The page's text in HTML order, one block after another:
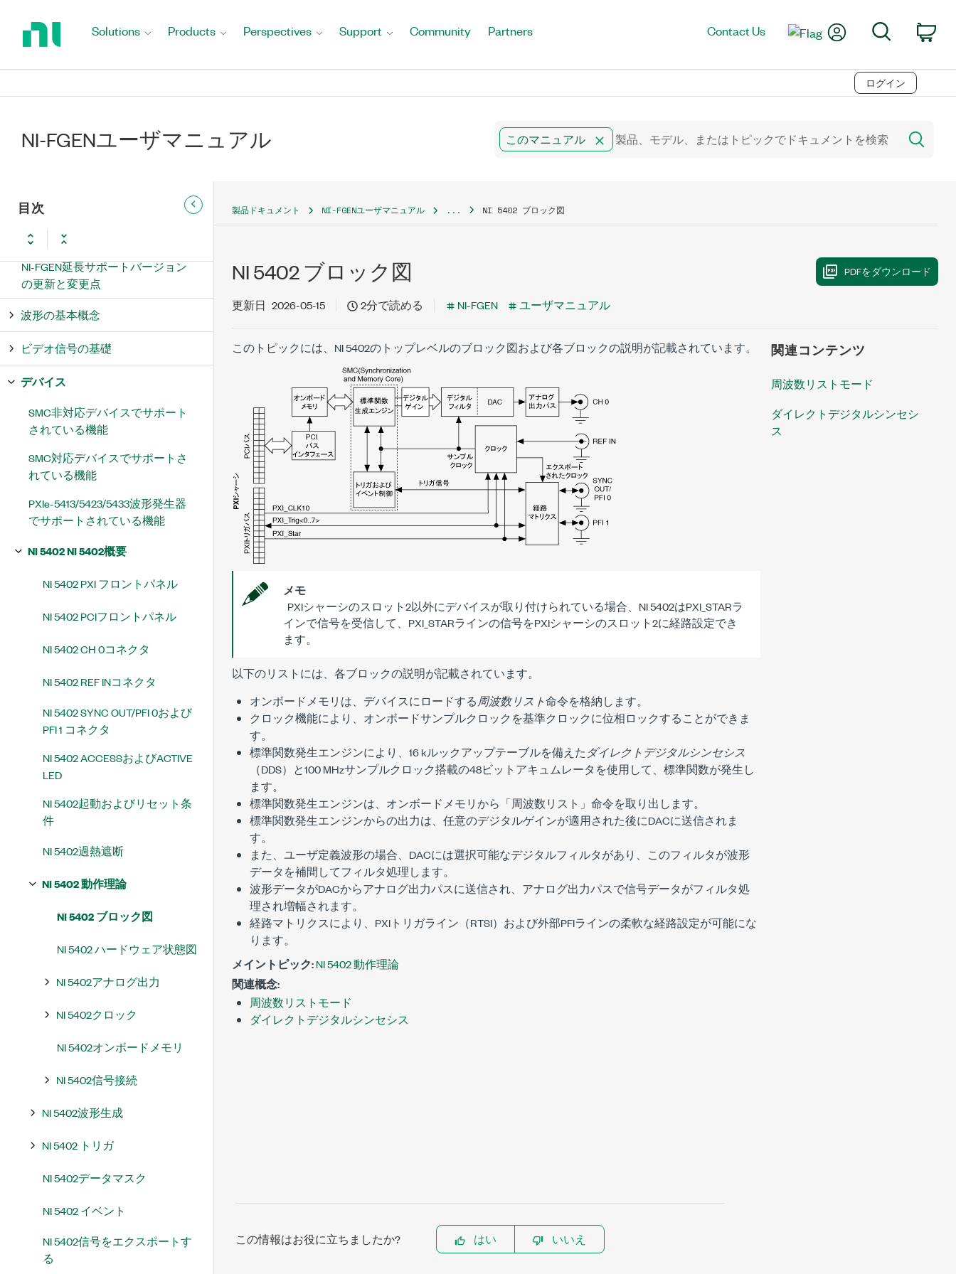
Solutions Products Perspectives Support Community Partners Contact Us My AccountSearch
ログイン
NI-FGENユーザマニュアル このマニュアル
目次
NI-FGEN ユーザマニュアル
新機能および変更点
NI-FGEN延長サポートバージョン
の更新と変更点
波形の基本概念
ビデオ信号の基礎
デバイス
SMC非対応デバイスでサポート
されている機能
SMC対応デバイスでサポートさ
れている機能
PXIe-5413/5423/5433波形発生器
でサポートされている機能
NI 5402 NI 5402概要
NI 5402 PXI フロントパネル
NI 5402 PCIフロントパネル
NI 5402 CH 0コネクタ
NI 5402 REF INコネクタ
NI 5402 SYNC OUT/PFI 0および
PFI 1 コネクタ
NI 5402 ACCESSおよびACTIVE
LED
NI 5402起動およびリセット条
件
NI 5402過熱遮断
NI 5402 動作理論
NI 5402 ブロック図
NI 5402 ハードウェア状態図
NI 5402アナログ出力
NI 5402クロック
NI 5402オンボードメモリ
NI 5402信号接続
NI 5402波形生成
NI 5402 トリガ
NI 5402データマスク
NI 5402 イベント
NI 5402信号をエクスポートす
る
製品ドキュメント NI-FGENユーザマニュアル ... NI 5402 ブロック図
NI 5402 ブロック図
更新日 2026-05-15 2分で読める NI-FGEN ユーザマニュアル
このトピックには、NI 5402のトップレベルのブロック図および各ブロックの説明が記載されています。
メモ
PXIシャーシのスロット2以外にデバイスが取り付けられている場合、NI 5402はPXI_STARラ
インで信号を受信して、PXI_STARラインの信号をPXIシャーシのスロット2に経路設定でき
ます。
以下のリストには、各ブロックの説明が記載されています。
オンボードメモリは、デバイスにロードする周波数リスト命令を格納します。
クロック機能により、オンボードサンプルクロックを基準クロックに位相ロックすることができま
す。
標準関数発生エンジンにより、16 kルックアップテーブルを備えた ダイレクトデジタルシンセシス
（DDS）と100 MHzサンプルクロック搭載の48ビットアキュムレータを使用して、標準関数が発生し
ます。
標準関数発生エンジンは、 オンボードメモリから「周波数リスト」命令を取り出します。
標準関数発生エンジンからの出力は、任意のデジタルゲインが適用された後にDACに送信されま
す。
また、ユーザ定義波形の場合、 DACには選択可能なデジタルフィルタがあり、このフィルタが波形
データを補間してフィルタ処理します。
波形データがDACからアナログ出力パスに送信され、アナログ出力パスで信号データがフィルタ処
理され増幅されます。
経路マトリクスにより、PXIトリガライン（RTSI）および外部PFIラインの柔軟な経路設定が可能にな
ります。
メイントピック:NI 5402 動作理論
関連概念:
周波数リストモード
ダイレクトデジタルシンセシス
関連コンテンツ
周波数リストモード
ダイレクトデジタルシンセシ
ス
この情報はお役に立ちましたか? はい いいえ